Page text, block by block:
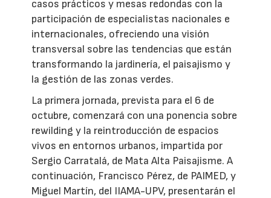
casos prácticos y mesas redondas con la
participación de especialistas nacionales e
internacionales, ofreciendo una visión
transversal sobre las tendencias que están
transformando la jardinería, el paisajismo y
la gestión de las zonas verdes.
La primera jornada, prevista para el 6 de
octubre, comenzará con una ponencia sobre
rewilding y la reintroducción de espacios
vivos en entornos urbanos, impartida por
Sergio Carratalá, de Mata Alta Paisajisme. A
continuación, Francisco Pérez, de PAIMED, y
Miguel Martín, del IIAMA-UPV, presentarán el